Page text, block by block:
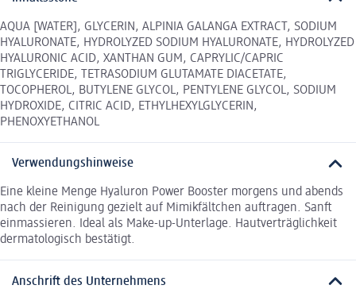
AQUA [WATER], GLYCERIN, ALPINIA GALANGA EXTRACT, SODIUM
HYALURONATE, HYDROLYZED SODIUM HYALURONATE, HYDROLYZED
HYALURONIC ACID, XANTHAN GUM, CAPRYLIC/CAPRIC
TRIGLYCERIDE, TETRASODIUM GLUTAMATE DIACETATE,
TOCOPHEROL, BUTYLENE GLYCOL, PENTYLENE GLYCOL, SODIUM
HYDROXIDE, CITRIC ACID, ETHYLHEXYLGLYCERIN,
PHENOXYETHANOL
Verwendungshinweise
Eine kleine Menge Hyaluron Power Booster morgens und abends
nach der Reinigung gezielt auf Mimikfältchen auftragen. Sanft
einmassieren. Ideal als Make-up-Unterlage. Hautverträglichkeit
dermatologisch bestätigt.
Anschrift des Unternehmens